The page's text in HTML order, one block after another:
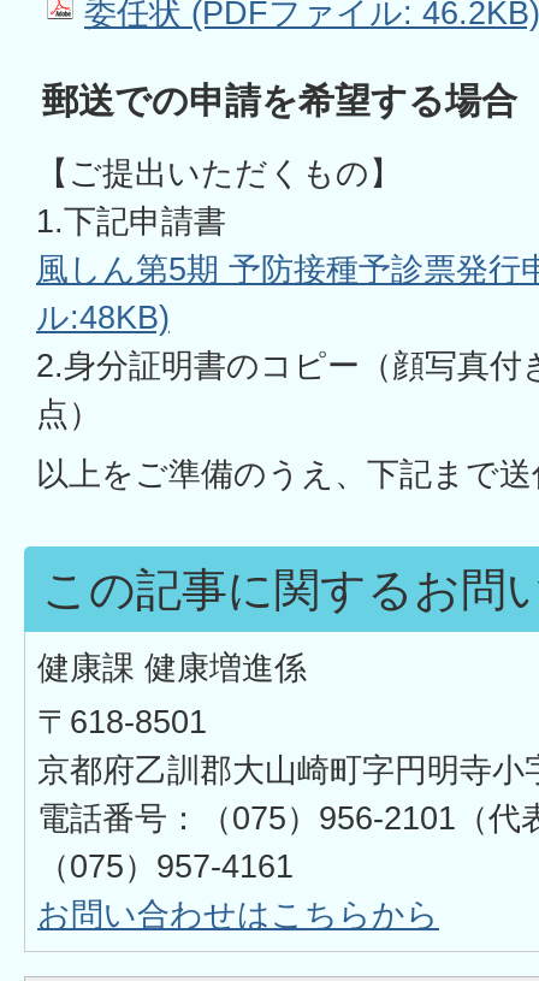
委任状 (PDFファイル: 46.2KB)
郵送での申請を希望する場合
【ご提出いただくもの】
1.下記申請書
風しん第5期 予防接種予診票発行
ル:48KB)
2.身分証明書のコピー（顔写真付
点）
以上をご準備のうえ、下記まで
この記事に関するお問
健康課 健康増進係
〒618-8501
京都府乙訓郡大山崎町字円明寺小
電話番号：（075）956-2101（
（075）957-4161
お問い合わせはこちらから